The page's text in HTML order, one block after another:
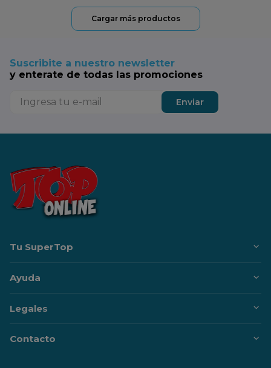
Suscribite a nuestro newsletter
y enterate de todas las promociones
Enviar
Tu SuperTop
Ayuda
Legales
Contacto